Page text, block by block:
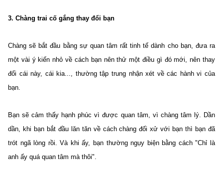
3. Chàng trai cố gắng thay đổi bạn
Chàng sẽ bắt đầu bằng sự quan tâm rất tinh tế dành cho bạn, đưa ra
một vài ý kiến nhỏ về cách bạn nên thử một điều gì đó mới, nên thay
đổi cái này, cái kia..., thường tập trung nhận xét về các hành vi của
bạn.
Bạn sẽ cảm thấy hạnh phúc vì được quan tâm, vì chàng tâm lý. Dần
dần, khi bạn bắt đầu lăn tăn về cách chàng đối xử với bạn thì bạn đã
trót ngã lòng rồi. Và khi ấy, bạn thường ngụy biện bằng cách "Chỉ là
anh ấy quá quan tâm mà thôi".